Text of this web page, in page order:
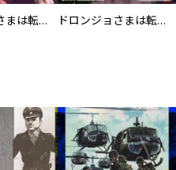
ドロンジョさまは転生しても悪役令嬢のままだった ドロンジョさまは転生しても悪役令嬢のままだった【分冊版】